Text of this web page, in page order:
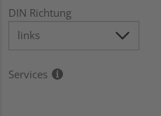
DIN Richtung
Services